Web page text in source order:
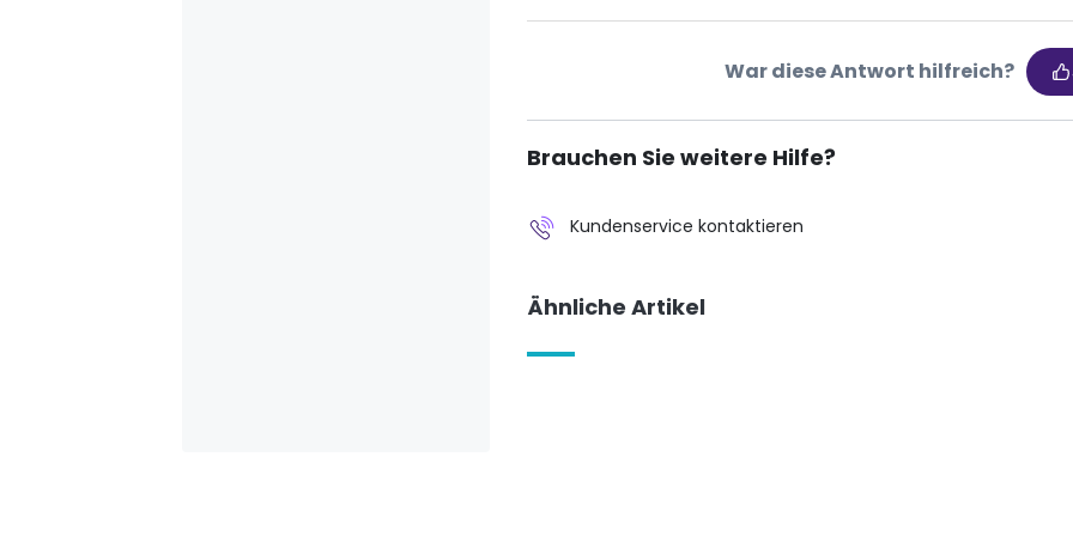
War diese Antwort hilfreich?
Brauchen Sie weitere Hilfe?
Kundenservice kontaktieren
Ähnliche Artikel